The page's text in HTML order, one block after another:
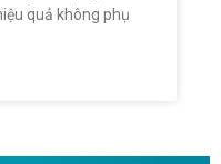
quả không phụ